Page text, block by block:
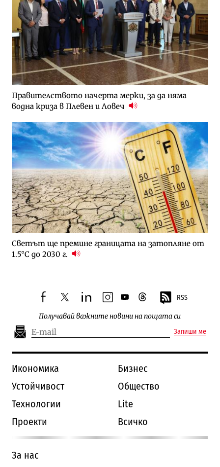
Правителството начерта мерки, за да няма
водна криза в Плевен и Ловеч
Светът ще премине границата на затопляне от
1.5°C до 2030 г.
facebooktwitterlinkedininstagram
youtubethreads RSS
Получавай важните новини на пощата си
Запиши ме
Икономика
Бизнес
Устойчивост
Общество
Технологии
Lite
Проекти
Всичко
За нас